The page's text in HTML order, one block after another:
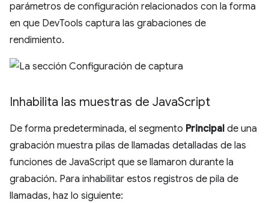
parámetros de configuración relacionados con la forma
en que DevTools captura las grabaciones de
rendimiento.
Inhabilita las muestras de JavaScript
De forma predeterminada, el segmento Principal de una
grabación muestra pilas de llamadas detalladas de las
funciones de JavaScript que se llamaron durante la
grabación. Para inhabilitar estos registros de pila de
llamadas, haz lo siguiente: